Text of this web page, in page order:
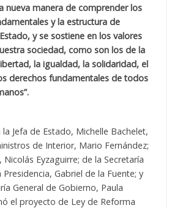
nueva manera de comprender los
y la estructura de
y se sostiene en los valores
sociedad, como son los de la
la igualdad, la solidaridad, el
derechos fundamentales de todos
la Jefa de Estado, Michelle Bachelet,
de Interior, Mario Fernández;
Eyzaguirre; de la Secretaría
Presidencia, Gabriel de la Fuente; y
General de Gobierno, Paula
el proyecto de Ley de Reforma